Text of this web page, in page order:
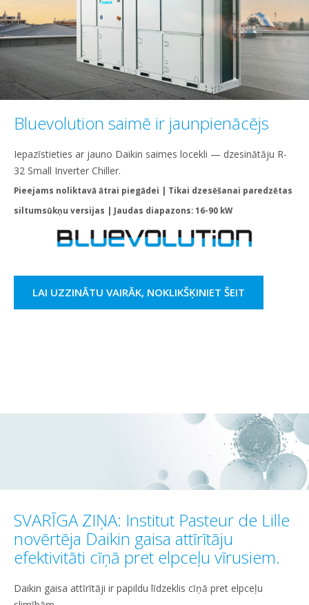
Bluevolution saimē ir jaunpienācējs
Iepazīstieties ar jauno Daikin saimes locekli — dzesinātāju R-
32 Small Inverter Chiller.
Pieejams noliktavā ātrai piegādei | Tikai dzesēšanai paredzētas
siltumsūkņu versijas | Jaudas diapazons: 16-90 kW
LAI UZZINĀTU VAIRĀK, NOKLIKŠĶINIET ŠEIT
SVARĪGA ZIŅA: Institut Pasteur de Lille
novērtēja Daikin gaisa attīrītāju
efektivitāti cīņā pret elpceļu vīrusiem.
Daikin gaisa attīrītāji ir papildu līdzeklis cīņā pret elpceļu